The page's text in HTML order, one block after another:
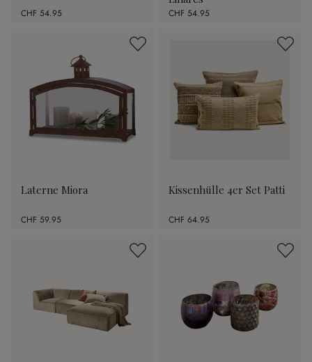
CHF 54.95 CHF 54.95
Laterne Miora
CHF 59.95
Kissenhülle 4er Set Patti
CHF 64.95